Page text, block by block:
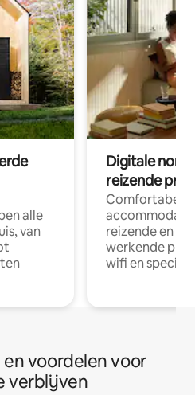
alle
van
Digitale
reizende
Comfortabele
reizende en
werkende
wifi en
voordelen voor
verblijven